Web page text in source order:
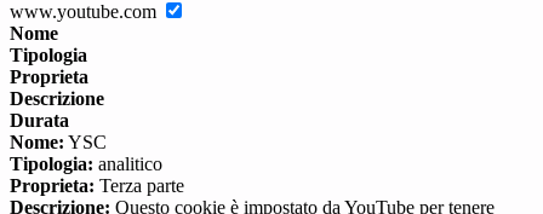
www.youtube.com
Nome
Tipologia
Proprieta
Descrizione
Durata
Nome: YSC
Tipologia: analitico
Proprieta: Terza parte
Descrizione: Questo cookie è impostato da YouTube per tenere